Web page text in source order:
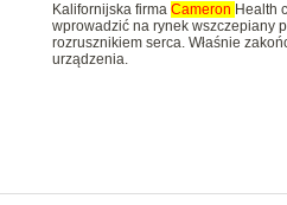
Kalifornijska firma Cameron Health
wprowadzić na rynek wszczepiany
rozrusznikiem serca. Właśnie
urządzenia.